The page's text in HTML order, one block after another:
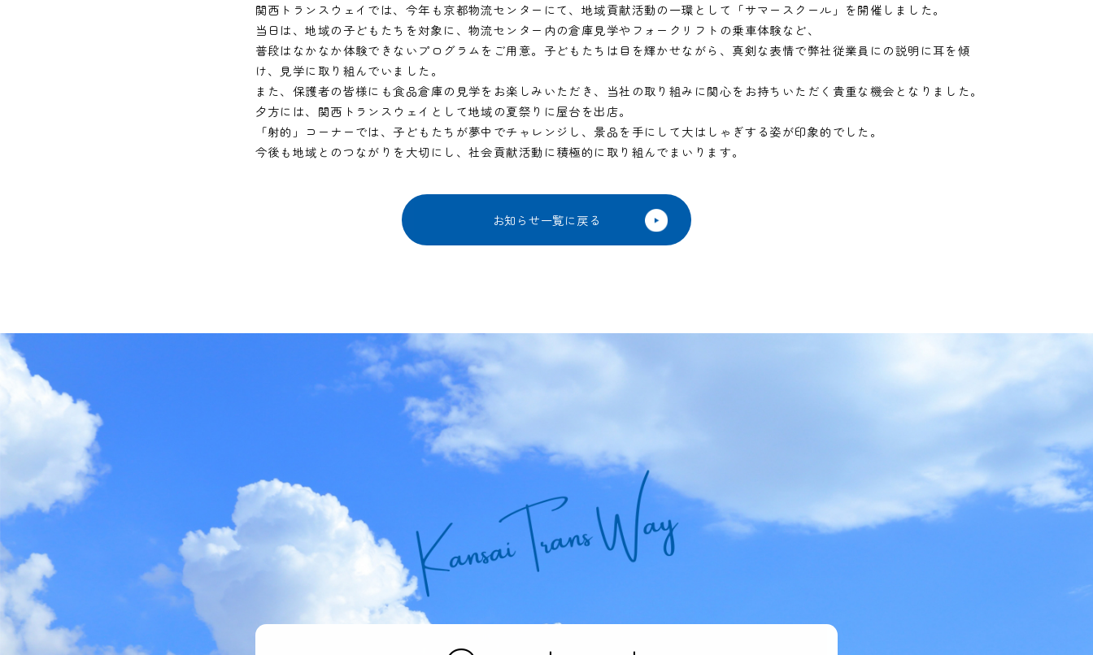
関西トランスウェイでは、今年も京都物流センターにて、地域貢献活動の一環として「サマースクール」を開催しました。
当日は、地域の子どもたちを対象に、物流センター内の倉庫見学やフォークリフトの乗車体験など、
普段はなかなか体験できないプログラムをご用意。子どもたちは目を輝かせながら、真剣な表情で弊社従業員にの説明に耳を傾
け、見学に取り組んでいました。
また、保護者の皆様にも食品倉庫の見学をお楽しみいただき、当社の取り組みに関心をお持ちいただく貴重な機会となりました。
夕方には、関西トランスウェイとして地域の夏祭りに屋台を出店。
「射的」コーナーでは、子どもたちが夢中でチャレンジし、景品を手にして大はしゃぎする姿が印象的でした。
今後も地域とのつながりを大切にし、社会貢献活動に積極的に取り組んでまいります。
お知らせ一覧に戻る